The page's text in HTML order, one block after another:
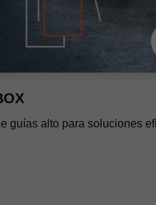
guías alto para soluciones